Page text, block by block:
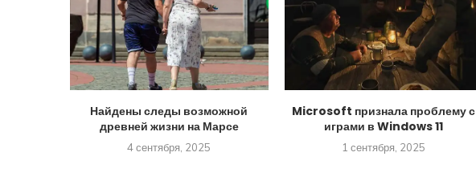
Найдены следы возможной
древней жизни на Марсе
4 сентября, 2025
Microsoft признала проблему с
играми в Windows 11
1 сентября, 2025